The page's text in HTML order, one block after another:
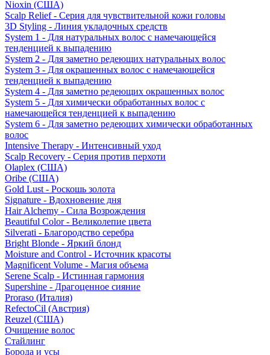
Nioxin (США)
Scalp Relief - Серия для чувствительной кожи головы
3D Styling - Линия укладочных средств
System 1 - Для натуральных волос с намечающейся
тенденцией к выпадению
System 2 - Для заметно редеющих натуральных волос
System 3 - Для окрашенных волос с намечающейся
тенденцией к выпадению
System 4 - Для заметно редеющих окрашенных волос
System 5 - Для химически обработанных волос с
намечающейся тенденцией к выпадению
System 6 - Для заметно редеющих химически обработанных
волос
Intensive Therapy - Интенсивный уход
Scalp Recovery - Серия против перхоти
Olaplex (США)
Oribe (США)
Gold Lust - Роскошь золота
Signature - Вдохновение дня
Hair Alchemy - Сила Возрождения
Beautiful Color - Великолепие цвета
Silverati - Благородство серебра
Bright Blonde - Яркий блонд
Moisture and Control - Источник красоты
Magnificent Volume - Магия объема
Serene Scalp - Истинная гармония
Supershine - Драгоценное сияние
Proraso (Италия)
RefectoCil (Австрия)
Reuzel (США)
Очищение волос
Стайлинг
Борода и усы